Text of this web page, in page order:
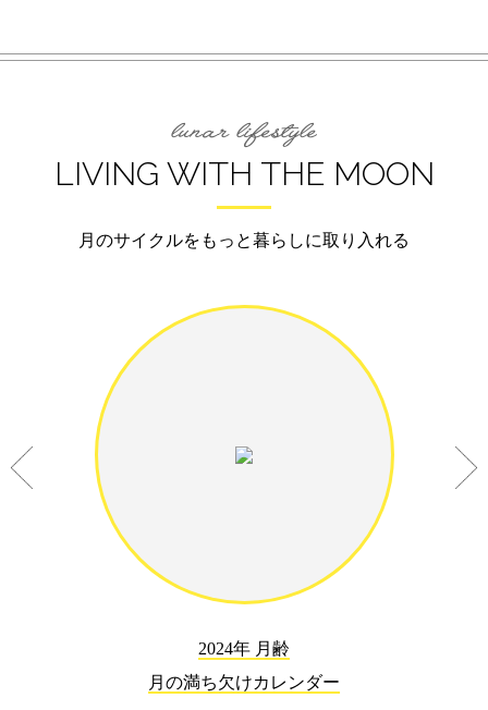
LIVING WITH THE MOON
月のサイクルをもっと暮らしに取り入れる
2024年 月齢
月の満ち欠けカレンダー